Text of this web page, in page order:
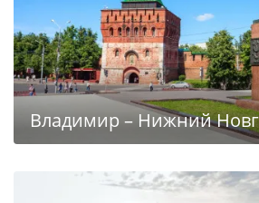
Владимир – Нижний